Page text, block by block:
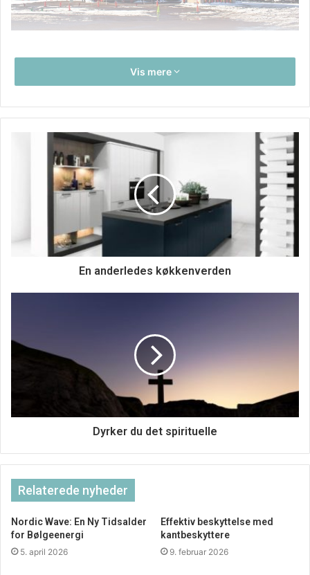
Drejens er en halvø, der ligger nord for Kolding Fjord.
trafikken kun har en vej ud af området. Der er altså pres på
denne vej om morgenen, når beboerne skal på arbejde og
ligeledes om eftermiddagen, når de skal hjem igen.
Kommunen har også måtte bekoste et par lyskryds for at få
trafikken til at glide bare nogenlunde tilfredsstillende.
Rent økonomisk, så har udbygningen betydet en
ekspansion af købmænd i området, der består af store og
dyre huse. Mon ikke også mange andre erhvervsdrivende
har kronede dage i området med huse, der kræver
mursten, gardiner, døre, tagsten møbler, elektronik, hårde
udvidelse af dagsinstitutioner.
Vis mere
En anderledes køkkenverden
Dyrker du det spirituelle
Relaterede nyheder
Nordic Wave: En Ny Tidsalder
for Bølgeenergi
5. april 2026
Effektiv beskyttelse med
kantbeskyttere
9. februar 2026